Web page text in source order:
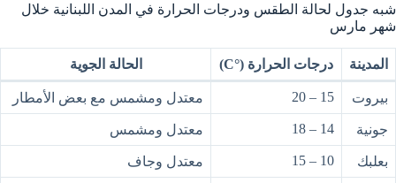
شبه جدول لحالة الطقس ودرجات الحرارة في المدن اللبنانية خلال
شهر مارس
المدينة درجات الحرارة (°C) الحالة الجوية
بيروت 15 – 20 معتدل ومشمس مع بعض الأمطار
جونية 14 – 18 معتدل ومشمس
بعلبك 10 – 15 معتدل وجاف